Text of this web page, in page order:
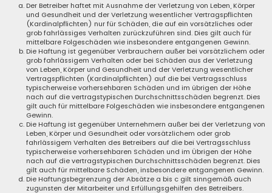
Der Betreiber haftet mit Ausnahme der Verletzung von Leben, Körper
und Gesundheit und der Verletzung wesentlicher Vertragspflichten
(Kardinalpflichten) nur für Schäden, die auf ein vorsätzliches oder
grob fahrlässiges Verhalten zurückzuführen sind. Dies gilt auch für
mittelbare Folgeschäden wie insbesondere entgangenen Gewinn.
Die Haftung ist gegenüber Verbrauchern außer bei vorsätzlichem oder
grob fahrlässigem Verhalten oder bei Schäden aus der Verletzung
von Leben, Körper und Gesundheit und der Verletzung wesentlicher
Vertragspflichten (Kardinalpflichten) auf die bei Vertragsschluss
typischerweise vorhersehbaren Schäden und im übrigen der Höhe
nach auf die vertragstypischen Durchschnittsschäden begrenzt. Dies
gilt auch für mittelbare Folgeschäden wie insbesondere entgangenen
Gewinn.
Die Haftung ist gegenüber Unternehmern außer bei der Verletzung von
Leben, Körper und Gesundheit oder vorsätzlichem oder grob
fahrlässigem Verhalten des Betreibers auf die bei Vertragsschluss
typischerweise vorhersehbaren Schäden und im Übrigen der Höhe
nach auf die vertragstypischen Durchschnittsschäden begrenzt. Dies
gilt auch für mittelbare Schäden, insbesondere entgangenen Gewinn.
Die Haftungsbegrenzung der Absätze a bis c gilt sinngemäß auch
zugunsten der Mitarbeiter und Erfüllungsgehilfen des Betreibers.